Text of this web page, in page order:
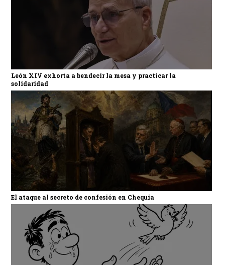
León XIV exhorta a bendecir la mesa y practicar la
solidaridad
El ataque al secreto de confesión en Chequia